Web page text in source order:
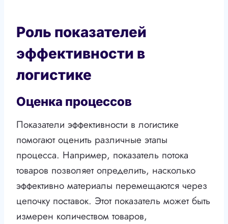
Роль показателей
эффективности в
логистике
Оценка процессов
Показатели эффективности в логистике
помогают оценить различные этапы
процесса. Например, показатель потока
товаров позволяет определить, насколько
эффективно материалы перемещаются через
цепочку поставок. Этот показатель может быть
измерен количеством товаров,